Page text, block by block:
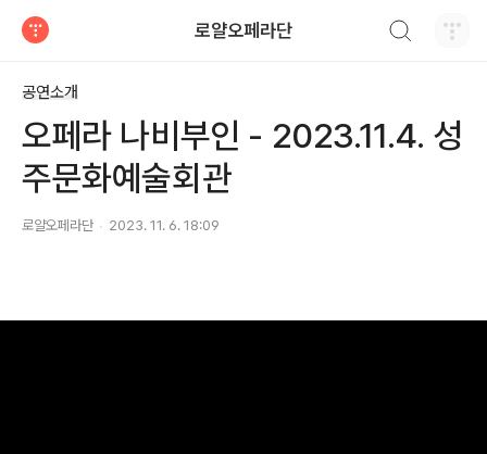
로얄오페라단
공연소개
오페라 나비부인 - 2023.11.4. 성
주문화예술회관
로얄오페라단 2023. 11. 6. 18:09